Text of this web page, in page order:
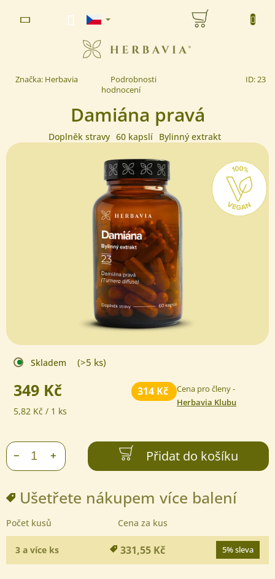
NÁKUPNÍ
ID:23
Průměrné
hodnocení
je
5,0
hvězdiček.
Podrobnosti
hodnocení
Značka: Herbavia
Damiána pravá
Doplněk stravy 60 kapslí Bylinný extrakt
Skladem (>5 ks)
314 Kč
Cena pro členy -
Herbavia Klubu
349 Kč
Měrná
5,82 Kč / 1 ks
+
− Přidat do košíku
Ušetřete nákupem více balení
Počet kusů Cena za kus
3 a více ks 331,55 Kč 5% sleva
www.herbavia.cz - Chat